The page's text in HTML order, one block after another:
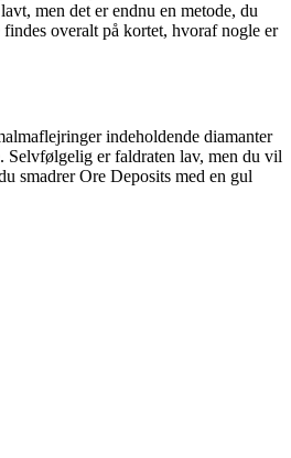
men det er endnu en metode, du
overalt på kortet, hvoraf nogle er
indeholdende diamanter
er faldraten lav, men du vil
smadrer Ore Deposits med en gul